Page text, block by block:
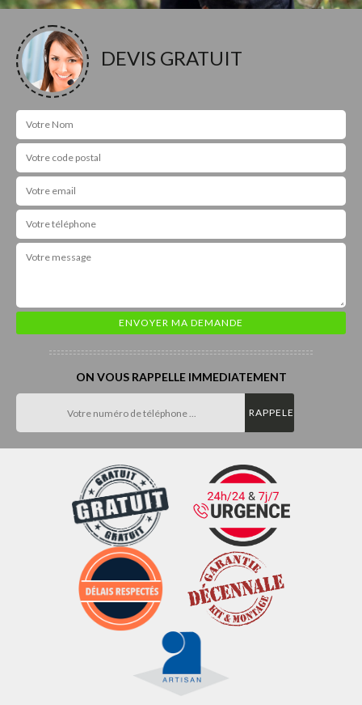
DEVIS GRATUIT
ON VOUS RAPPELLE IMMEDIATEMENT